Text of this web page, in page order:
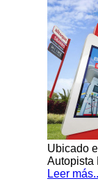
Ubicado
Autopista
Leer